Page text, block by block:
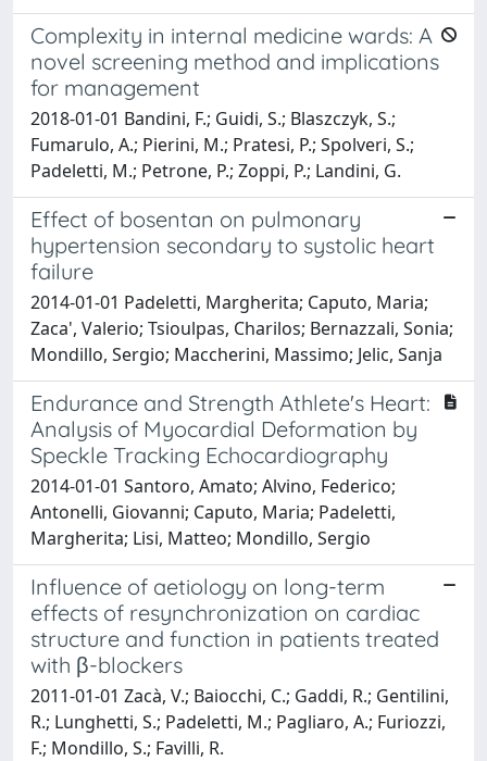
Complexity in internal medicine wards: A
novel screening method and implications
for management
2018-01-01 Bandini, F.; Guidi, S.; Blaszczyk, S.;
Fumarulo, A.; Pierini, M.; Pratesi, P.; Spolveri, S.;
Padeletti, M.; Petrone, P.; Zoppi, P.; Landini, G.
Effect of bosentan on pulmonary
hypertension secondary to systolic heart
failure
2014-01-01 Padeletti, Margherita; Caputo, Maria;
Zaca', Valerio; Tsioulpas, Charilos; Bernazzali, Sonia;
Mondillo, Sergio; Maccherini, Massimo; Jelic, Sanja
Endurance and Strength Athlete's Heart:
Analysis of Myocardial Deformation by
Speckle Tracking Echocardiography
2014-01-01 Santoro, Amato; Alvino, Federico;
Antonelli, Giovanni; Caputo, Maria; Padeletti,
Margherita; Lisi, Matteo; Mondillo, Sergio
Influence of aetiology on long-term
effects of resynchronization on cardiac
structure and function in patients treated
with β-blockers
2011-01-01 Zacà, V.; Baiocchi, C.; Gaddi, R.; Gentilini,
R.; Lunghetti, S.; Padeletti, M.; Pagliaro, A.; Furiozzi,
F.; Mondillo, S.; Favilli, R.